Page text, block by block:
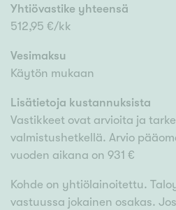
Yhtiövastike yhteensä
512,95 €/kk
Vesimaksu
Käytön mukaan
Lisätietoja kustannuksista
Vastikkeet ovat arvioita ja
valmistushetkellä. Arvio
vuoden aikana on 931 €
Kohde on yhtiölainoitettu.
vastuussa jokainen osakas.